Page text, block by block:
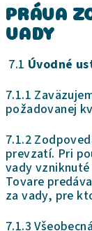
PRÁVA
VADY
7.1 Úvodné
7.1.1
požadovanej
7.1.2
prevzatí. Pri
vady
Tovare
za vady, pre
7.1.3